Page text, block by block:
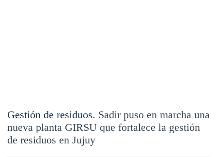
Gestión de residuos. Sadir puso en marcha una
nueva planta GIRSU que fortalece la gestión
de residuos en Jujuy